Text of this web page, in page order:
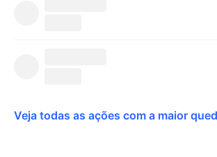
Veja todas as ações com a maior